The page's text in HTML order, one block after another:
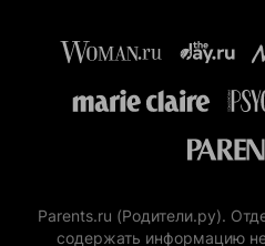
Parents.ru (Родители.ру).
содержать информацию